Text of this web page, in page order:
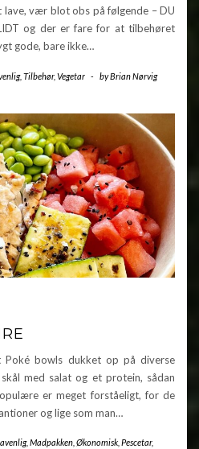
vær blot obs på følgende – DU
LIDT og der er fare for at tilbehøret
gode, bare ikke…
, Tilbehør, Vegetar - byBrian Nørvig
bowls dukket op på diverse
med salat og et protein, sådan
er meget forståeligt, for de
og lige som man…
, Madpakken Økonomisk Pescetar,